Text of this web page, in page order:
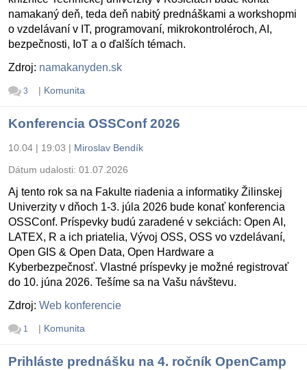
namakaný deň, teda deň nabitý prednáškami a workshopmi
o vzdelávaní v IT, programovaní, mikrokontroléroch, AI,
bezpečnosti, IoT a o ďalších témach.
Zdroj: namakanyden.sk
3 | Komunita
Konferencia OSSConf 2026
10.04 | 19:03 | Miroslav Bendík
Dátum udalosti: 01.07.2026
Aj tento rok sa na Fakulte riadenia a informatiky Žilinskej
Univerzity v dňoch 1-3. júla 2026 bude konať konferencia
OSSConf. Príspevky budú zaradené v sekciách: Open AI,
LATEX, R a ich priatelia, Vývoj OSS, OSS vo vzdelávaní,
Open GIS & Open Data, Open Hardware a
Kyberbezpečnosť. Vlastné príspevky je možné registrovať
do 10. júna 2026. Tešíme sa na Vašu návštevu.
Zdroj: Web konferencie
1 | Komunita
Prihláste prednášku na 4. ročník OpenCamp